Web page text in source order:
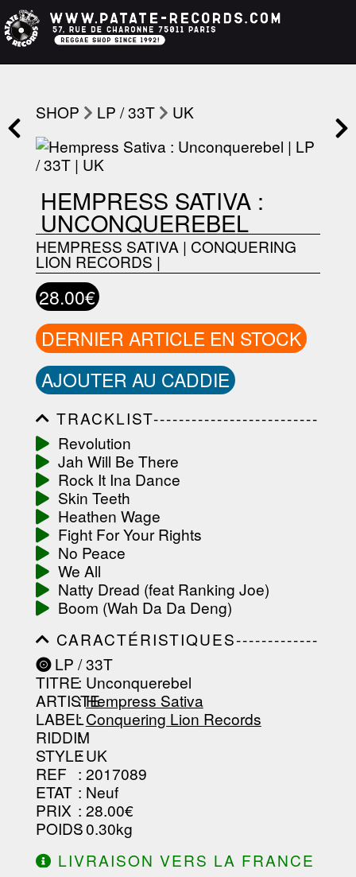
SHOP LP / 33T UK
HEMPRESS SATIVA :
UNCONQUEREBEL
HEMPRESS SATIVA | CONQUERING
LION RECORDS |
28.00€
DERNIER ARTICLE EN STOCK
AJOUTER AU CADDIE
TRACKLIST--------------------------
-----------------------------------------
-----------------------------------------
-----------------------------------------
-----------------------------------------
-------------------
Revolution
Jah Will Be There
Rock It Ina Dance
Skin Teeth
Heathen Wage
Fight For Your Rights
No Peace
We All
Natty Dread (feat Ranking Joe)
Boom (Wah Da Da Deng)
CARACTÉRISTIQUES-------------
-----------------------------------------
-----------------------------------------
-----------------------------------------
-----------------------------------------
--------------------------------
LP / 33T
TITRE: Unconquerebel
ARTISTE
:Hempress Sativa
LABEL
:Conquering Lion Records
RIDDIM
:
STYLE: UK
REF : 2017089
ETAT : Neuf
PRIX : 28.00€
POIDS: 0.30kg
LIVRAISON VERS LA FRANCE